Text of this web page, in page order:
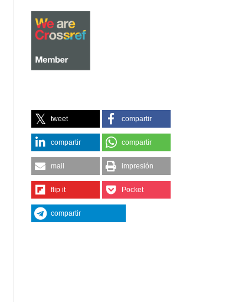
tweet compartir
compartir compartir
mail impresión
flip it Pocket
compartir